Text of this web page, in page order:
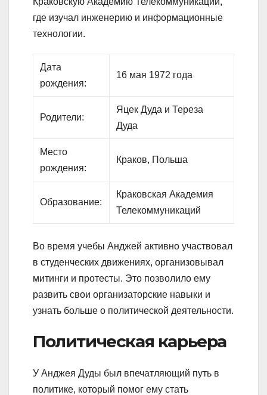
где изучал инженерию и информационные
технологии.
Дата
рождения:
16 мая 1972 года
Родители:
Яцек Дуда и Тереза
Дуда
Место
рождения:
Краков, Польша
Образование:
Краковская Академия
Телекоммуникаций
Во время учебы Анджей активно участвовал
в студенческих движениях, организовывал
митинги и протесты. Это позволило ему
развить свои организаторские навыки и
узнать больше о политической деятельности.
Политическая карьера
У Анджея Дуды был впечатляющий путь в
политике, который помог ему стать